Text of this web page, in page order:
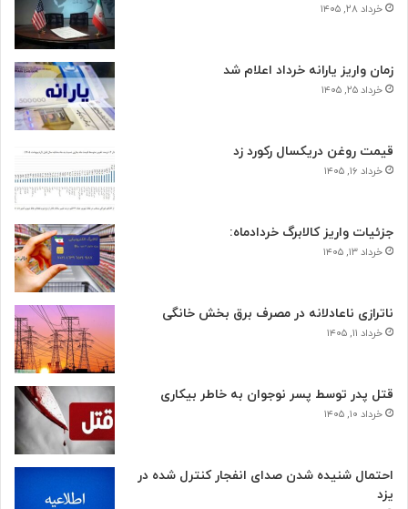
خرداد ۲۸, ۱۴۰۵
زمان واریز یارانه خرداد اعلام شد
خرداد ۲۵, ۱۴۰۵
قیمت روغن دریکسال رکورد زد
خرداد ۱۶, ۱۴۰۵
جزئیات واریز کالابرگ خردادماه:
خرداد ۱۳, ۱۴۰۵
ناترازی ناعادلانه در مصرف برق بخش خانگی
خرداد ۱۱, ۱۴۰۵
قتل پدر توسط پسر نوجوان به خاطر بیکاری
خرداد ۱۰, ۱۴۰۵
احتمال شنیده شدن صدای انفجار کنترل شده در
یزد